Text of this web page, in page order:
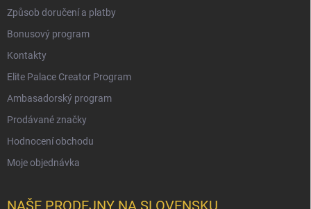
Způsob doručení a platby
Bonusový program
Kontakty
Elite Palace Creator Program
Ambasadorský program
Prodávané značky
Hodnocení obchodu
Moje objednávka